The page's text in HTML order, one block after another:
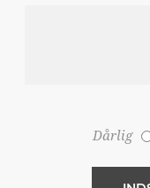
Dårlig